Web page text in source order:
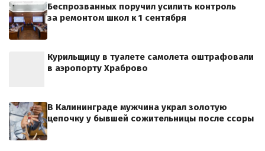
Беспрозванных поручил усилить контроль
за ремонтом школ к 1 сентября
Курильщицу в туалете самолета оштрафовали
в аэропорту Храброво
В Калининграде мужчина украл золотую
цепочку у бывшей сожительницы после ссоры